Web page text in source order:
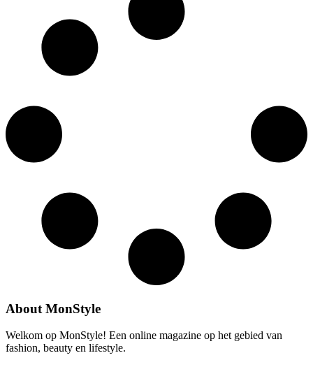
About MonStyle
Welkom op MonStyle! Een online magazine op het gebied van
fashion, beauty en lifestyle.